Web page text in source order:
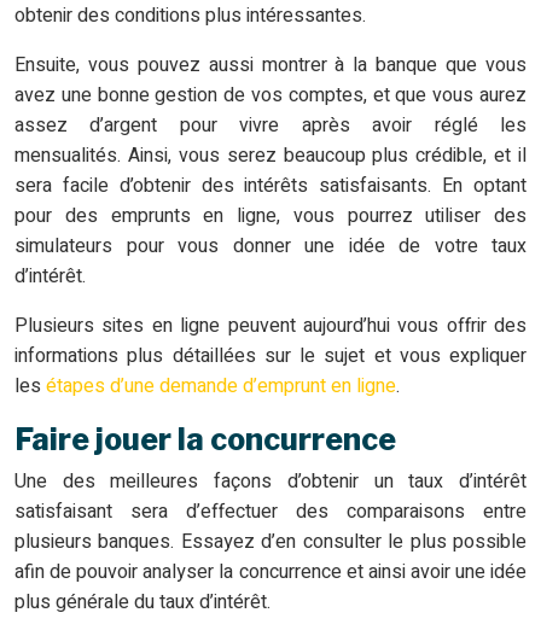
obtenir des conditions plus intéressantes.
Ensuite, vous pouvez aussi montrer à la banque que vous
avez une bonne gestion de vos comptes, et que vous aurez
assez d’argent pour vivre après avoir réglé les
mensualités. Ainsi, vous serez beaucoup plus crédible, et il
sera facile d’obtenir des intérêts satisfaisants. En optant
pour des emprunts en ligne, vous pourrez utiliser des
simulateurs pour vous donner une idée de votre taux
d’intérêt.
Plusieurs sites en ligne peuvent aujourd’hui vous offrir des
informations plus détaillées sur le sujet et vous expliquer
les étapes d’une demande d’emprunt en ligne.
Faire jouer la concurrence
Une des meilleures façons d’obtenir un taux d’intérêt
satisfaisant sera d’effectuer des comparaisons entre
plusieurs banques. Essayez d’en consulter le plus possible
afin de pouvoir analyser la concurrence et ainsi avoir une idée
plus générale du taux d’intérêt.